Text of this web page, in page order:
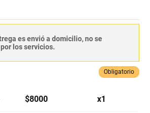
es envió a domicilio, no se
los servicios.
Obligatorio
$8000 x1